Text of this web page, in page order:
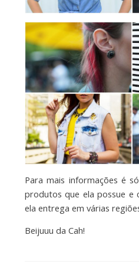
Para mais informações é só
produtos que ela possue
ela entrega em várias
Beijuuu da Cah!